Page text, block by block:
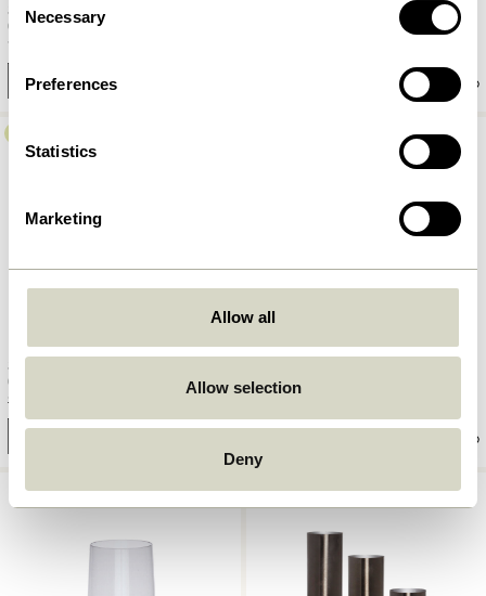
Selection
Necessary
Preferences
Statistics
Marketing
Allow all
Allow selection
Deny
Stage Pendel Grå
1.149,00
Tilføj til kurv
Sculpture Puf Grå
1.749,00